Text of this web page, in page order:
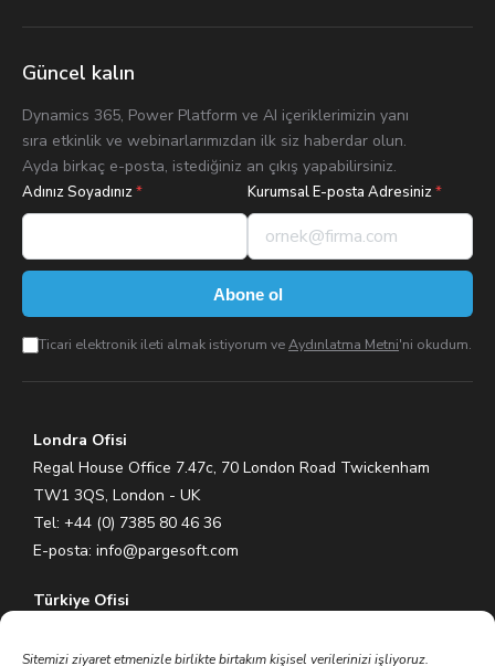
Sitemizi ziyaret etmenizle birlikte birtakım kişisel verilerinizi işliyoruz.
Güncel kalın
Dynamics 365, Power Platform ve AI içeriklerimizin yanı
sıra etkinlik ve webinarlarımızdan ilk siz haberdar olun.
Ayda birkaç e-posta, istediğiniz an çıkış yapabilirsiniz.
Adınız Soyadınız* Kurumsal E-posta Adresiniz*
Abone ol
Ticari elektronik ileti almak istiyorum veAydınlatma Metni'ni okudum.
Londra Ofisi
Regal House Office 7.47c, 70 London Road Twickenham
TW1 3QS, London - UK
Tel: +44 (0) 7385 80 46 36
E-posta: info@pargesoft.com
Türkiye Ofisi
Ümraniye – İstanbul / Türkiye